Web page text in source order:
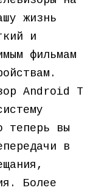
жизнь
и
фильмам
Android T
теперь вы
в
Более